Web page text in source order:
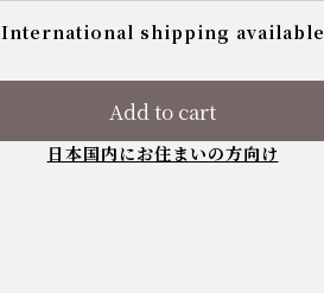
International shipping available
Add to cart
日本国内にお住まいの方向け